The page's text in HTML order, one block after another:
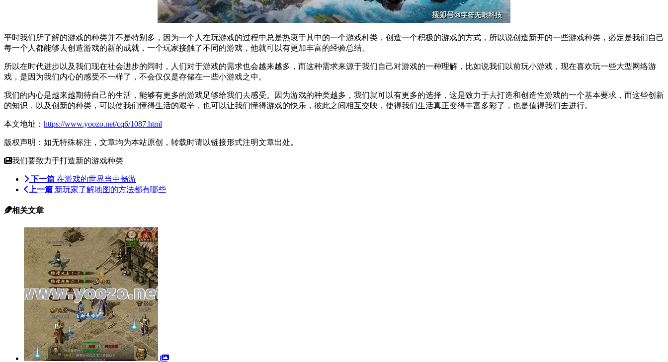
平时我们所了解的游戏的种类并不是特别多，因为一个人在玩游戏的过程中总是热衷于其中的一个游戏种类，创造一个积极的游戏的方式，所以说创造新开的一些游戏种类，必定是我们自己
每一个人都能够去创造游戏的新的成就，一个玩家接触了不同的游戏，他就可以有更加丰富的经验总结。
所以在时代进步以及我们现在社会进步的同时，人们对于游戏的需求也会越来越多，而这种需求来源于我们自己对游戏的一种理解，比如说我们以前玩小游戏，现在喜欢玩一些大型网络游
戏，是因为我们内心的感受不一样了，不会仅仅是存储在一些小游戏之中。
我们的内心是越来越期待自己的生活，能够有更多的游戏足够给我们去感受。因为游戏的种类越多，我们就可以有更多的选择，这是致力于去打造和创造性游戏的一个基本要求，而这些创新
的知识，以及创新的种类，可以使我们懂得生活的艰辛，也可以让我们懂得游戏的快乐，彼此之间相互交映，使得我们生活真正变得丰富多彩了，也是值得我们去进行。
本文地址： https://www.yoozo.net/cq6/1087.html
版权声明：如无特殊标注，文章均为本站原创，转载时请以链接形式注明文章出处。
我们要致力于打造新的游戏种类
下一篇 在游戏的世界当中畅游
上一篇 新玩家了解地图的方法都有哪些
相关文章